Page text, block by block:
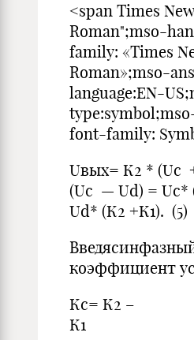
<span Times New
Roman";mso-
family: «Times
Roman»;mso-
language:EN-
font-family:
Uвых= К2 * (Uс
(Uс — Ud) = Uс*
Ud* (К2 +К1). (5)
коэффициент
Кс= К2 –